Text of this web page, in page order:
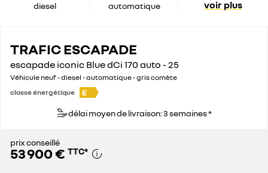
diesel automatique voir plus
TRAFIC ESCAPADE
escapade iconic Blue dCi 170 auto - 25
Véhicule neuf - diesel - automatique - gris comète
classe énergétique
E
délai moyen de livraison: 3 semaines *
prix conseillé
53 900 € TTC*